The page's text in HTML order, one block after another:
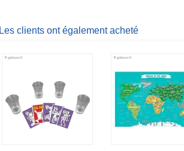
Les clients ont également acheté